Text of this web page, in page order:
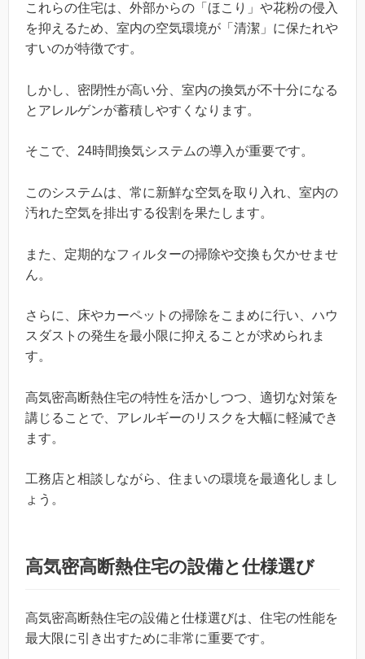
これらの住宅は、外部からの「ほこり」や花粉の侵入
を抑えるため、室内の空気環境が「清潔」に保たれや
すいのが特徴です。
しかし、密閉性が高い分、室内の換気が不十分になる
とアレルゲンが蓄積しやすくなります。
そこで、24時間換気システムの導入が重要です。
このシステムは、常に新鮮な空気を取り入れ、室内の
汚れた空気を排出する役割を果たします。
また、定期的なフィルターの掃除や交換も欠かせませ
ん。
さらに、床やカーペットの掃除をこまめに行い、ハウ
スダストの発生を最小限に抑えることが求められま
す。
高気密高断熱住宅の特性を活かしつつ、適切な対策を
講じることで、アレルギーのリスクを大幅に軽減でき
ます。
工務店と相談しながら、住まいの環境を最適化しまし
ょう。
高気密高断熱住宅の設備と仕様選び
高気密高断熱住宅の設備と仕様選びは、住宅の性能を
最大限に引き出すために非常に重要です。